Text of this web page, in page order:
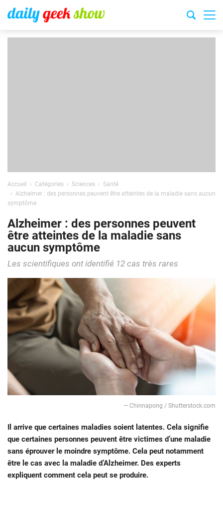
Accueil Catégories Sciences
Santé
Alzheimer : des personnes peuvent être atteintes de la maladie sans aucun
symptôme
Alzheimer : des personnes peuvent
être atteintes de la maladie sans
aucun symptôme
Les scientifiques ont identifié 12 cas très rares
— Chinnapong / Shutterstock.com
Il arrive que certaines maladies soient latentes. Cela signifie
que certaines personnes peuvent être victimes d’une maladie
sans éprouver le moindre symptôme. Cela peut notamment
être le cas avec la maladie d’Alzheimer. Des experts
expliquent comment cela peut se produire.